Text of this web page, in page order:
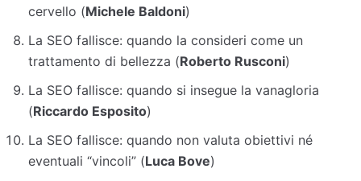
cervello (Michele Baldoni)
La SEO fallisce: quando la consideri come un
trattamento di bellezza (Roberto Rusconi)
La SEO fallisce: quando si insegue la vanagloria
(Riccardo Esposito)
La SEO fallisce: quando non valuta obiettivi né
eventuali “vincoli” (Luca Bove)